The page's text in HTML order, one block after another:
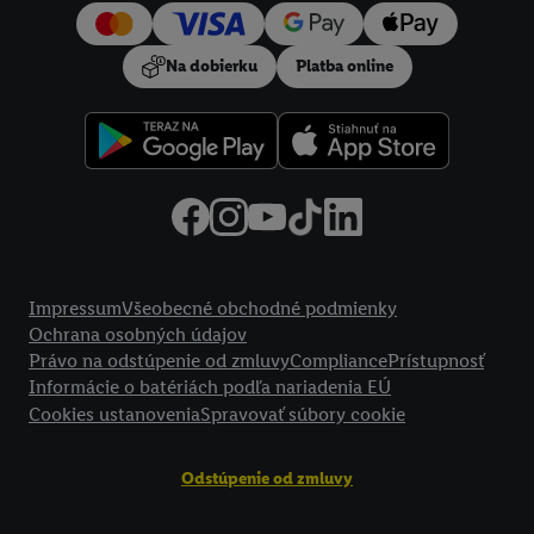
Na dobierku Platba online
ImpressumVšeobecné obchodné podmienky
Ochrana osobných údajov
Právo na odstúpenie od zmluvyCompliancePrístupnosť
Informácie o batériách podľa nariadenia EÚ
Cookies ustanoveniaSpravovať súbory cookie
Odstúpenie od zmluvy
používanie potrebných technológií. Kliknutím na "Súhlasím
vyjadríte súhlas so spracúvaním na všetky vyššie uvedené účely.
Ďalšie informácie vrátane informácií o dobe uchovávania
údajov a Vašom práve kedykoľvek odvolať súhlas s účinnosťou
do budúcnosti nájdete v našich
zásadách ochrany osobných
.Imprint nájdete tu.